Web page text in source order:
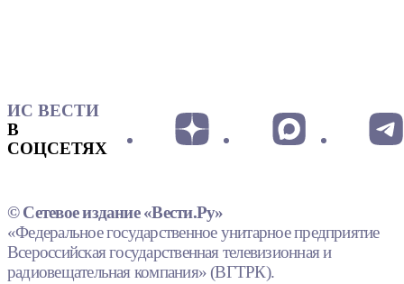
ИС ВЕСТИ
В
СОЦСЕТЯХ
© Сетевое издание «Вести.Ру»
«Федеральное государственное унитарное предприятие
Всероссийская государственная телевизионная и
радиовещательная компания» (ВГТРК).